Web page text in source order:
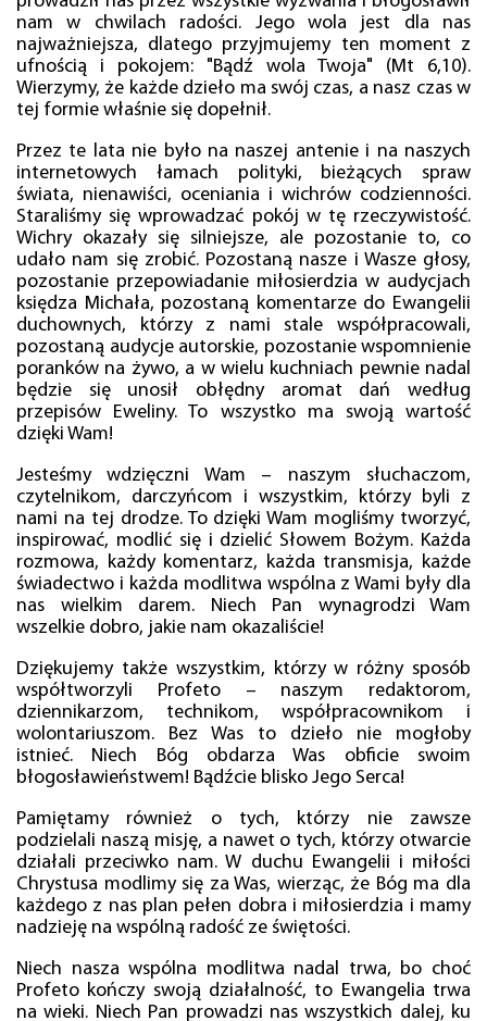
nam w chwilach radości. Jego wola jest dla nas
najważniejsza, dlatego przyjmujemy ten moment z
ufnością i pokojem: "Bądź wola Twoja" (Mt 6,10).
Wierzymy, że każde dzieło ma swój czas, a nasz czas w
tej formie właśnie się dopełnił.
Przez te lata nie było na naszej antenie i na naszych
internetowych łamach polityki, bieżących spraw
świata, nienawiści, oceniania i wichrów codzienności.
Staraliśmy się wprowadzać pokój w tę rzeczywistość.
Wichry okazały się silniejsze, ale pozostanie to, co
udało nam się zrobić. Pozostaną nasze i Wasze głosy,
pozostanie przepowiadanie miłosierdzia w audycjach
księdza Michała, pozostaną komentarze do Ewangelii
duchownych, którzy z nami stale współpracowali,
pozostaną audycje autorskie, pozostanie wspomnienie
poranków na żywo, a w wielu kuchniach pewnie nadal
będzie się unosił obłędny aromat dań według
przepisów Eweliny. To wszystko ma swoją wartość
dzięki Wam!
Jesteśmy wdzięczni Wam – naszym słuchaczom,
czytelnikom, darczyńcom i wszystkim, którzy byli z
nami na tej drodze. To dzięki Wam mogliśmy tworzyć,
inspirować, modlić się i dzielić Słowem Bożym. Każda
rozmowa, każdy komentarz, każda transmisja, każde
świadectwo i każda modlitwa wspólna z Wami były dla
nas wielkim darem. Niech Pan wynagrodzi Wam
wszelkie dobro, jakie nam okazaliście!
Dziękujemy także wszystkim, którzy w różny sposób
współtworzyli Profeto – naszym redaktorom,
dziennikarzom, technikom, współpracownikom i
wolontariuszom. Bez Was to dzieło nie mogłoby
istnieć. Niech Bóg obdarza Was obficie swoim
błogosławieństwem! Bądźcie blisko Jego Serca!
Pamiętamy również o tych, którzy nie zawsze
podzielali naszą misję, a nawet o tych, którzy otwarcie
działali przeciwko nam. W duchu Ewangelii i miłości
Chrystusa modlimy się za Was, wierząc, że Bóg ma dla
każdego z nas plan pełen dobra i miłosierdzia i mamy
nadzieję na wspólną radość ze świętości.
Niech nasza wspólna modlitwa nadal trwa, bo choć
Profeto kończy swoją działalność, to Ewangelia trwa
na wieki. Niech Pan prowadzi nas wszystkich dalej, ku